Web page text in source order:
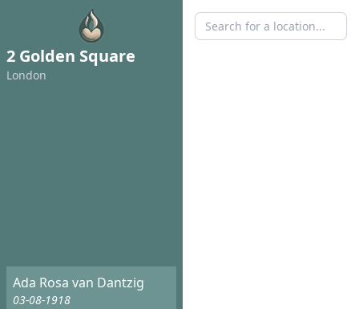
2 Golden Square
London
Ada Rosa van Dantzig
03-08-1918